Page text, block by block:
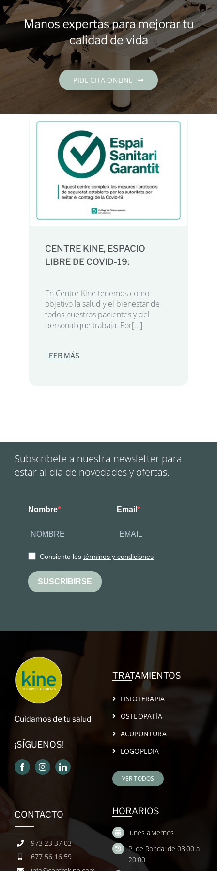
Contacto
Español
Manos expertas para mejorar tu
calidad de vida
PIDE CITA ONLINE
CENTRE KINE, ESPACIO
LIBRE DE COVID-19:
En Centre Kine tenemos como
objetivo la salud y el bienestar de
todos nuestros pacientes y del
personal que trabaja. Por[...]
LEER MÁS
Subscríbete a nuestra newsletter para
estar al día de novedades y ofertas.
Nombre Email
Consiento los términos y condiciones
SUSCRIBIRSE
Cuidamos de tu salud
¡SÍGUENOS!
TRATAMIENTOS
FISIOTERAPIA
OSTEOPATÍA
ACUPUNTURA
LOGOPEDIA
VER TODOS
CONTACTO
973 23 37 03
677 56 16 59
HORARIOS
lunes a viernes
P. de Ronda: de 08:00 a
20:00